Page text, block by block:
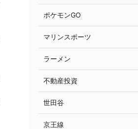
ポケモンGO
マリンスポーツ
ラーメン
不動産投資
世田谷
京王線